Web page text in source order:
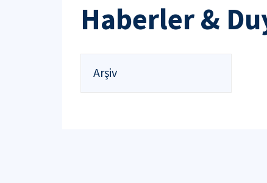
Haberler &
Arşiv